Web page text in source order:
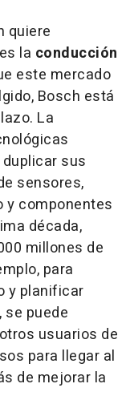
quiere
la conducción
este mercado
Bosch está
La
sus
sensores,
y componentes
década,
millones de
para
y planificar
puede
usuarios de
para llegar al
de mejorar la